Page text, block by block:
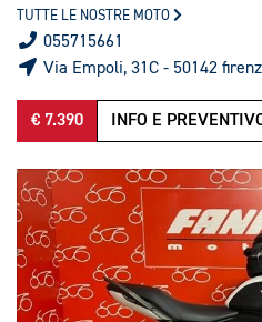
TUTTE LE NOSTRE MOTO
055715661
Via Empoli, 31C - 50142
€ 7.390 INFO E